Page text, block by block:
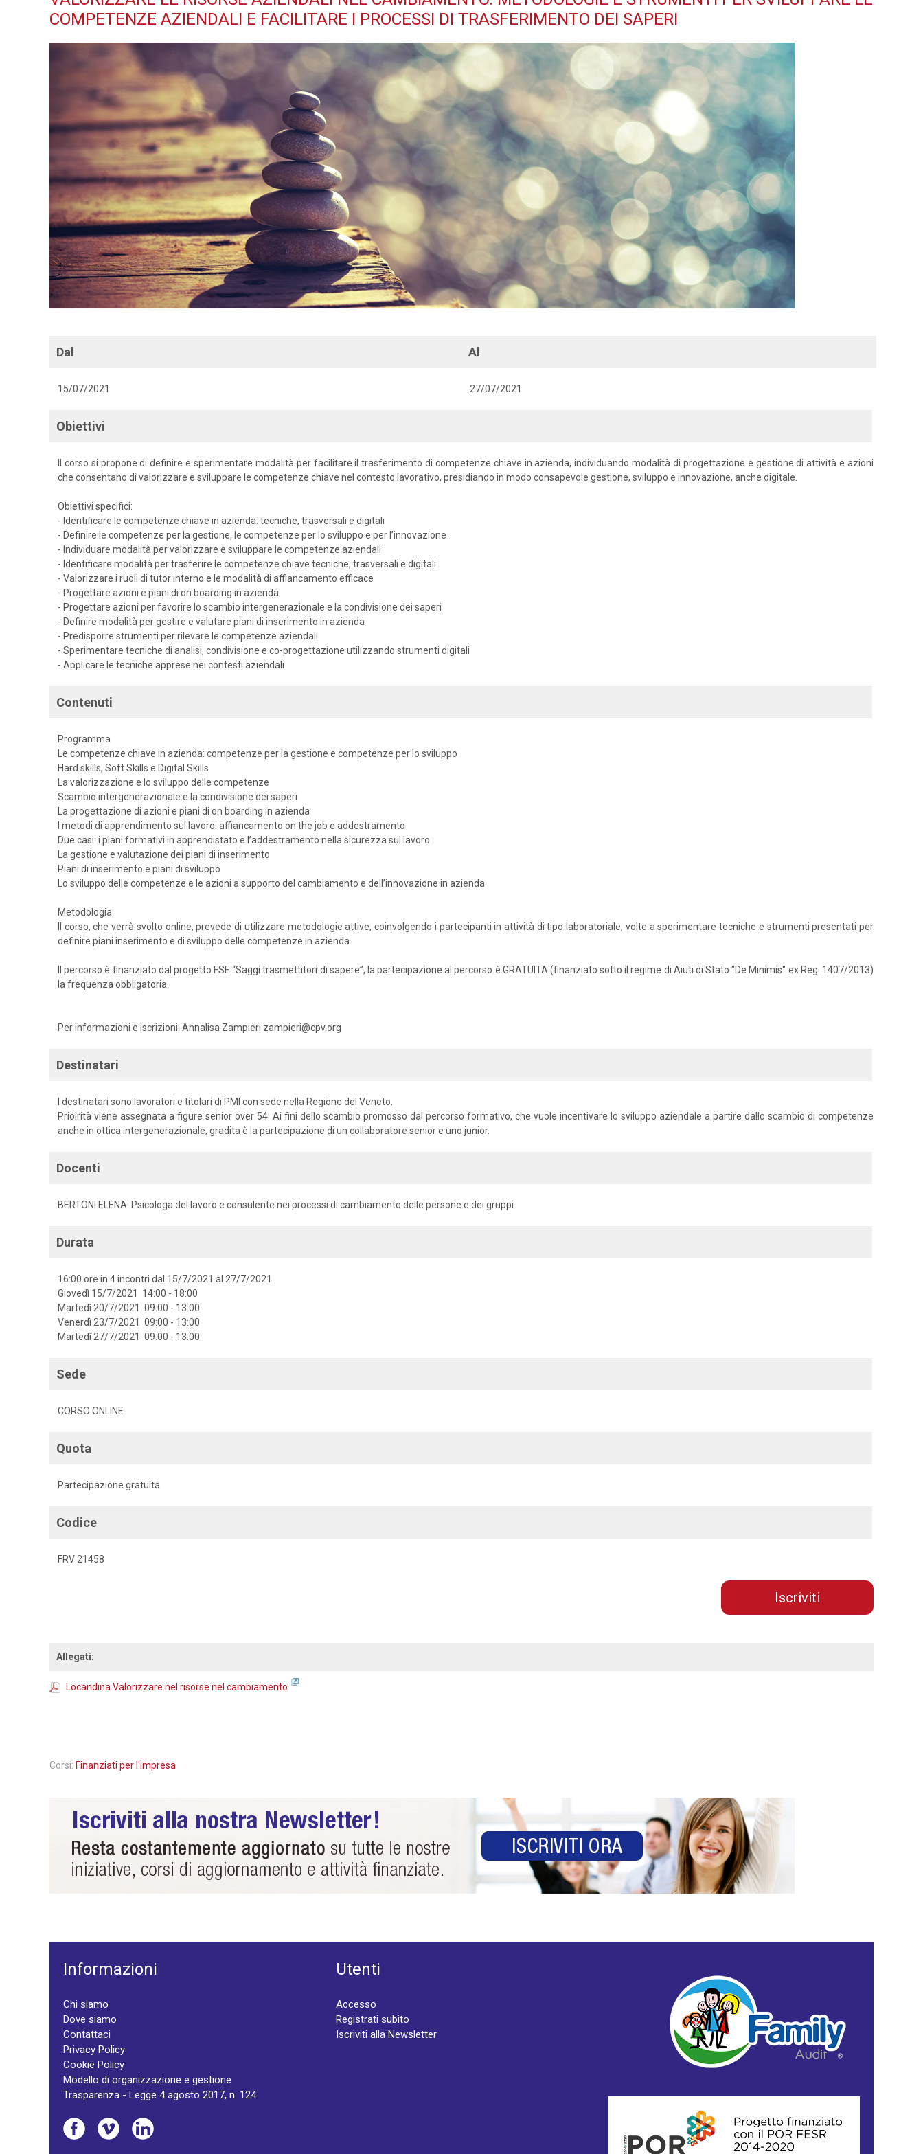
COMPETENZE AZIENDALI E FACILITARE I PROCESSI DI TRASFERIMENTO DEI SAPERI
Dal
15/07/2021
Al
27/07/2021
Obiettivi
Il corso si propone di definire e sperimentare modalità per facilitare il trasferimento di competenze chiave in azienda, individuando modalità di progettazione e gestione di attività e azioni
che consentano di valorizzare e sviluppare le competenze chiave nel contesto lavorativo, presidiando in modo consapevole gestione, sviluppo e innovazione, anche digitale.
Obiettivi specifici:
- Identificare le competenze chiave in azienda: tecniche, trasversali e digitali
- Definire le competenze per la gestione, le competenze per lo sviluppo e per l’innovazione
- Individuare modalità per valorizzare e sviluppare le competenze aziendali
- Identificare modalità per trasferire le competenze chiave tecniche, trasversali e digitali
- Valorizzare i ruoli di tutor interno e le modalità di affiancamento efficace
- Progettare azioni e piani di on boarding in azienda
- Progettare azioni per favorire lo scambio intergenerazionale e la condivisione dei saperi
- Definire modalità per gestire e valutare piani di inserimento in azienda
- Predisporre strumenti per rilevare le competenze aziendali
- Sperimentare tecniche di analisi, condivisione e co-progettazione utilizzando strumenti digitali
- Applicare le tecniche apprese nei contesti aziendali
Contenuti
Programma
Le competenze chiave in azienda: competenze per la gestione e competenze per lo sviluppo
Hard skills, Soft Skills e Digital Skills
La valorizzazione e lo sviluppo delle competenze
Scambio intergenerazionale e la condivisione dei saperi
La progettazione di azioni e piani di on boarding in azienda
I metodi di apprendimento sul lavoro: affiancamento on the job e addestramento
Due casi: i piani formativi in apprendistato e l’addestramento nella sicurezza sul lavoro
La gestione e valutazione dei piani di inserimento
Piani di inserimento e piani di sviluppo
Lo sviluppo delle competenze e le azioni a supporto del cambiamento e dell’innovazione in azienda
Metodologia
Il corso, che verrà svolto online, prevede di utilizzare metodologie attive, coinvolgendo i partecipanti in attività di tipo laboratoriale, volte a sperimentare tecniche e strumenti presentati per
definire piani inserimento e di sviluppo delle competenze in azienda.
Il percorso è finanziato dal progetto FSE “Saggi trasmettitori di sapere”, la partecipazione al percorso è GRATUITA (finanziato sotto il regime di Aiuti di Stato "De Minimis" ex Reg. 1407/2013)
la frequenza obbligatoria.
Per informazioni e iscrizioni: Annalisa Zampieri zampieri@cpv.org
Destinatari
I destinatari sono lavoratori e titolari di PMI con sede nella Regione del Veneto.
Prioirità viene assegnata a figure senior over 54. Ai fini dello scambio promosso dal percorso formativo, che vuole incentivare lo sviluppo aziendale a partire dallo scambio di competenze
anche in ottica intergenerazionale, gradita è la partecipazione di un collaboratore senior e uno junior.
Docenti
BERTONI ELENA: Psicologa del lavoro e consulente nei processi di cambiamento delle persone e dei gruppi
Durata
16:00 ore in 4 incontri dal 15/7/2021 al 27/7/2021
Giovedì 15/7/2021 14:00 - 18:00
Martedì 20/7/2021 09:00 - 13:00
Venerdì 23/7/2021 09:00 - 13:00
Martedì 27/7/2021 09:00 - 13:00
Sede
CORSO ONLINE
Quota
Partecipazione gratuita
Codice
FRV 21458
Iscriviti
Allegati:
Locandina Valorizzare nel risorse nel cambiamento
Corsi: Finanziati per l'impresa
Informazioni
Chi siamo
Dove siamo
Contattaci
Privacy Policy
Cookie Policy
Modello di organizzazione e gestione
Trasparenza - Legge 4 agosto 2017, n. 124
Utenti
Accesso
Registrati subito
Iscriviti alla Newsletter